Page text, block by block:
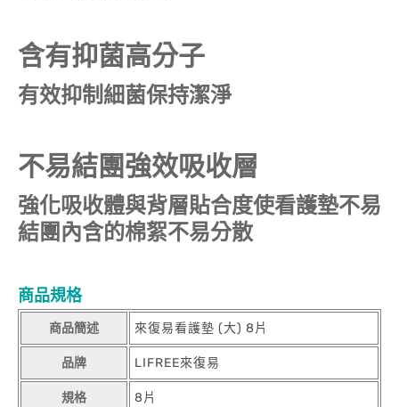
含有抑菌高分子
有效抑制細菌保持潔淨
不易結團強效吸收層
強化吸收體與背層貼合度使看護墊不易
結團內含的棉絮不易分散
商品規格
商品簡述 來復易看護墊 (大) 8片
品牌 LIFREE來復易
規格 8片